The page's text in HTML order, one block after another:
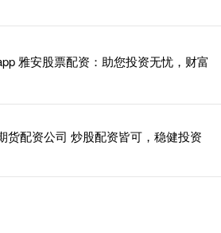
雅安股票配资：助您投资无忧，财富
货配资公司 炒股配资皆可，稳健投资